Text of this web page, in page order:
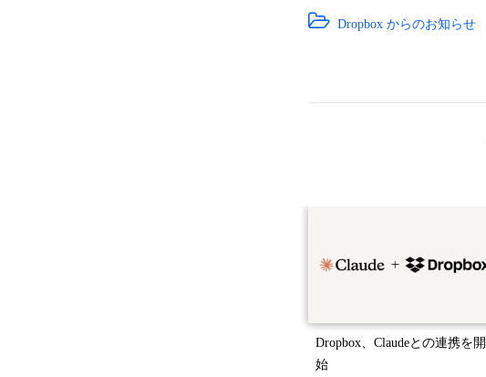
Dropbox からのお知らせ
Dropbox、Claudeとの連携を開
始